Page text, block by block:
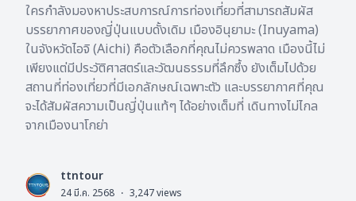
ใครกำลังมองหาประสบการณ์การท่องเที่ยวที่สามารถสัมผัส
บรรยากาศของญี่ปุ่นแบบดั้งเดิม เมืองอินุยามะ (Inuyama)
ในจังหวัดไอจิ (Aichi) คือตัวเลือกที่คุณไม่ควรพลาด เมืองนี้ไม่
เพียงแต่มีประวัติศาสตร์และวัฒนธรรมที่ลึกซึ้ง ยังเต็มไปด้วย
สถานที่ท่องเที่ยวที่มีเอกลักษณ์เฉพาะตัว และบรรยากาศที่คุณ
จะได้สัมผัสความเป็นญี่ปุ่นแท้ๆ ได้อย่างเต็มที่ เดินทางไม่ไกล
จากเมืองนาโกย่า
L
ttntour
24 มี.ค. 2568 · 3,247views